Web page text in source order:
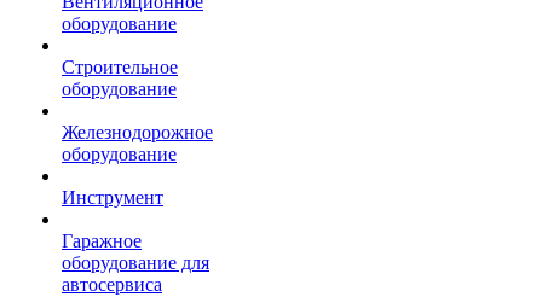
оборудование
Строительное
оборудование
Железнодорожное
оборудование
Инструмент
Гаражное
оборудование для
автосервиса